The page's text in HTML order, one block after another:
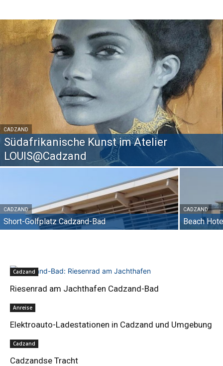
CADZAND
Südafrikanische Kunst im Atelier
LOUIS@Cadzand
CADZAND
Short-Golfplatz Cadzand-Bad
CADZAND
Beach
Cadzand
Riesenrad am Jachthafen Cadzand-Bad
Anreise
Elektroauto-Ladestationen in Cadzand und Umgebung
Cadzand
Cadzandse Tracht